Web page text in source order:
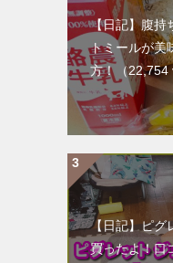
【日記】腹持
トミールが美
方！
（22,754
【日記】ピグ
買ったよ！口